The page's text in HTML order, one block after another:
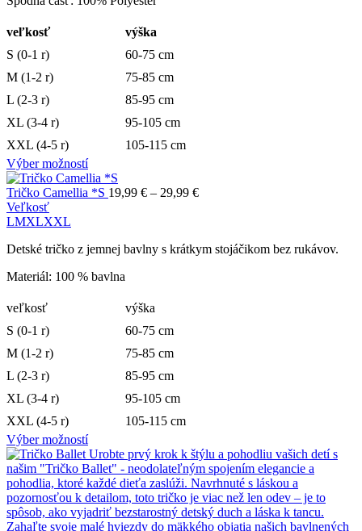
veľkosť
výška
S (0-1 r)
60-75 cm
M (1-2 r)
75-85 cm
L (2-3 r)
85-95 cm
XL (3-4 r)
95-105 cm
XXL (4-5 r)
105-115 cm
Výber možností
Tričko Camellia *S 19,99 € – 29,99 €
Veľkosť
LMXLXXL
Detské tričko z jemnej bavlny s krátkym stojáčikom bez rukávov.
Materiál: 100 % bavlna
veľkosť
výška
S (0-1 r)
60-75 cm
M (1-2 r)
75-85 cm
L (2-3 r)
85-95 cm
XL (3-4 r)
95-105 cm
XXL (4-5 r)
105-115 cm
Výber možností